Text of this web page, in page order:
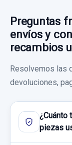
Sin IVA,
TOYOTA
Garantía
911956
25,00 €
Sin IVA,
Preguntas
envíos y
recambios
Resolvemos las
devoluciones,
¿Cuánto
piezas